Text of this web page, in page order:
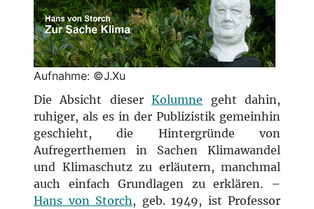
Aufnahme: ©J.Xu
Die Absicht dieserKolumne geht dahin,
ruhiger, als es in der Publizistik gemeinhin
geschieht, die Hintergründe von
Aufregerthemen in Sachen Klimawandel
und Klimaschutz zu erläutern, manchmal
auch einfach Grundlagen zu erklären. –
Hans von Storch, geb. 1949, ist Professor